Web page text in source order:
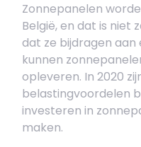
Zonnepanelen
België, en dat is niet
dat ze bijdragen
kunnen
opleveren. In 2020
belastingvoordelen
investeren in
maken.